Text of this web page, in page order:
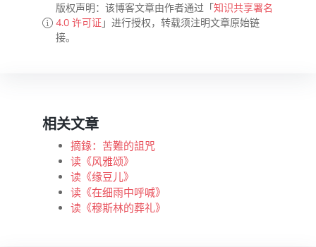
版权声明：该博客文章由作者通过「知识共享署名
4.0 许可证 」进行授权，转载须注明文章原始链
接。
相关文章
摘錄：苦難的詛咒
读《风雅颂》
读《缘豆儿》
读《在细雨中呼喊》
读《穆斯林的葬礼》